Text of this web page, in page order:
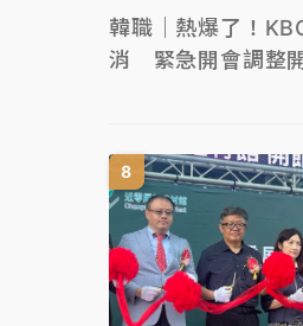
韓職｜熱爆了！
消 緊急開會調整